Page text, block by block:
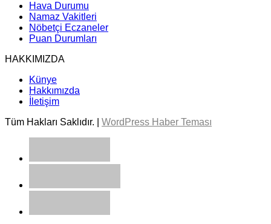
Hava Durumu
Namaz Vakitleri
Nöbetçi Eczaneler
Puan Durumları
HAKKIMIZDA
Künye
Hakkımızda
İletişim
Tüm Hakları Saklıdır. | WordPress Haber Teması